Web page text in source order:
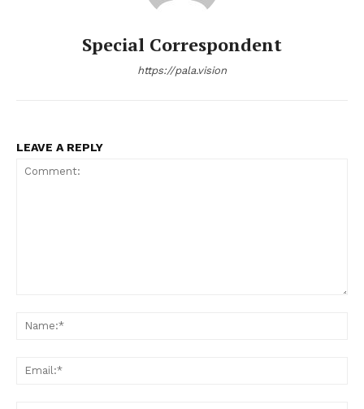
Special Correspondent
https://pala.vision
LEAVE A REPLY